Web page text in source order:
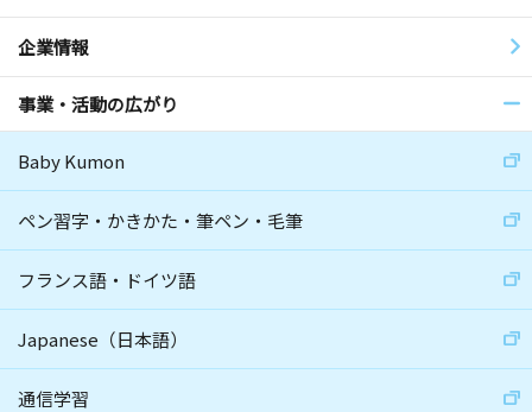
企業情報
事業・活動の広がり
Baby Kumon
ペン習字・かきかた・筆ペン・毛筆
フランス語・ドイツ語
Japanese（日本語）
通信学習